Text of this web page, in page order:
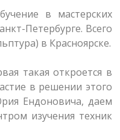
в мастерских
Петербурге. Всего
в Красноярске.
такая откроется в
в решении этого
Ендоновича, даем
изучения техник